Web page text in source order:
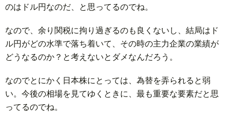
のはドル円なのだ、と思ってるのでね。
なので、余り関税に拘り過ぎるのも良くないし、結局はド
ル円がどの水準で落ち着いて、その時の主力企業の業績が
どうなるのか？と考えないとダメなんだろう。
なのでとにかく日本株にとっては、為替を弄られると弱
い。今後の相場を見てゆくときに、最も重要な要素だと思
ってるのでね。